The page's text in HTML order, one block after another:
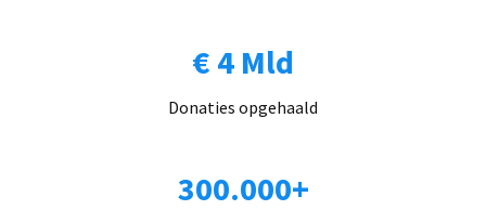
€ 4 Mld
Donaties opgehaald
300.000+